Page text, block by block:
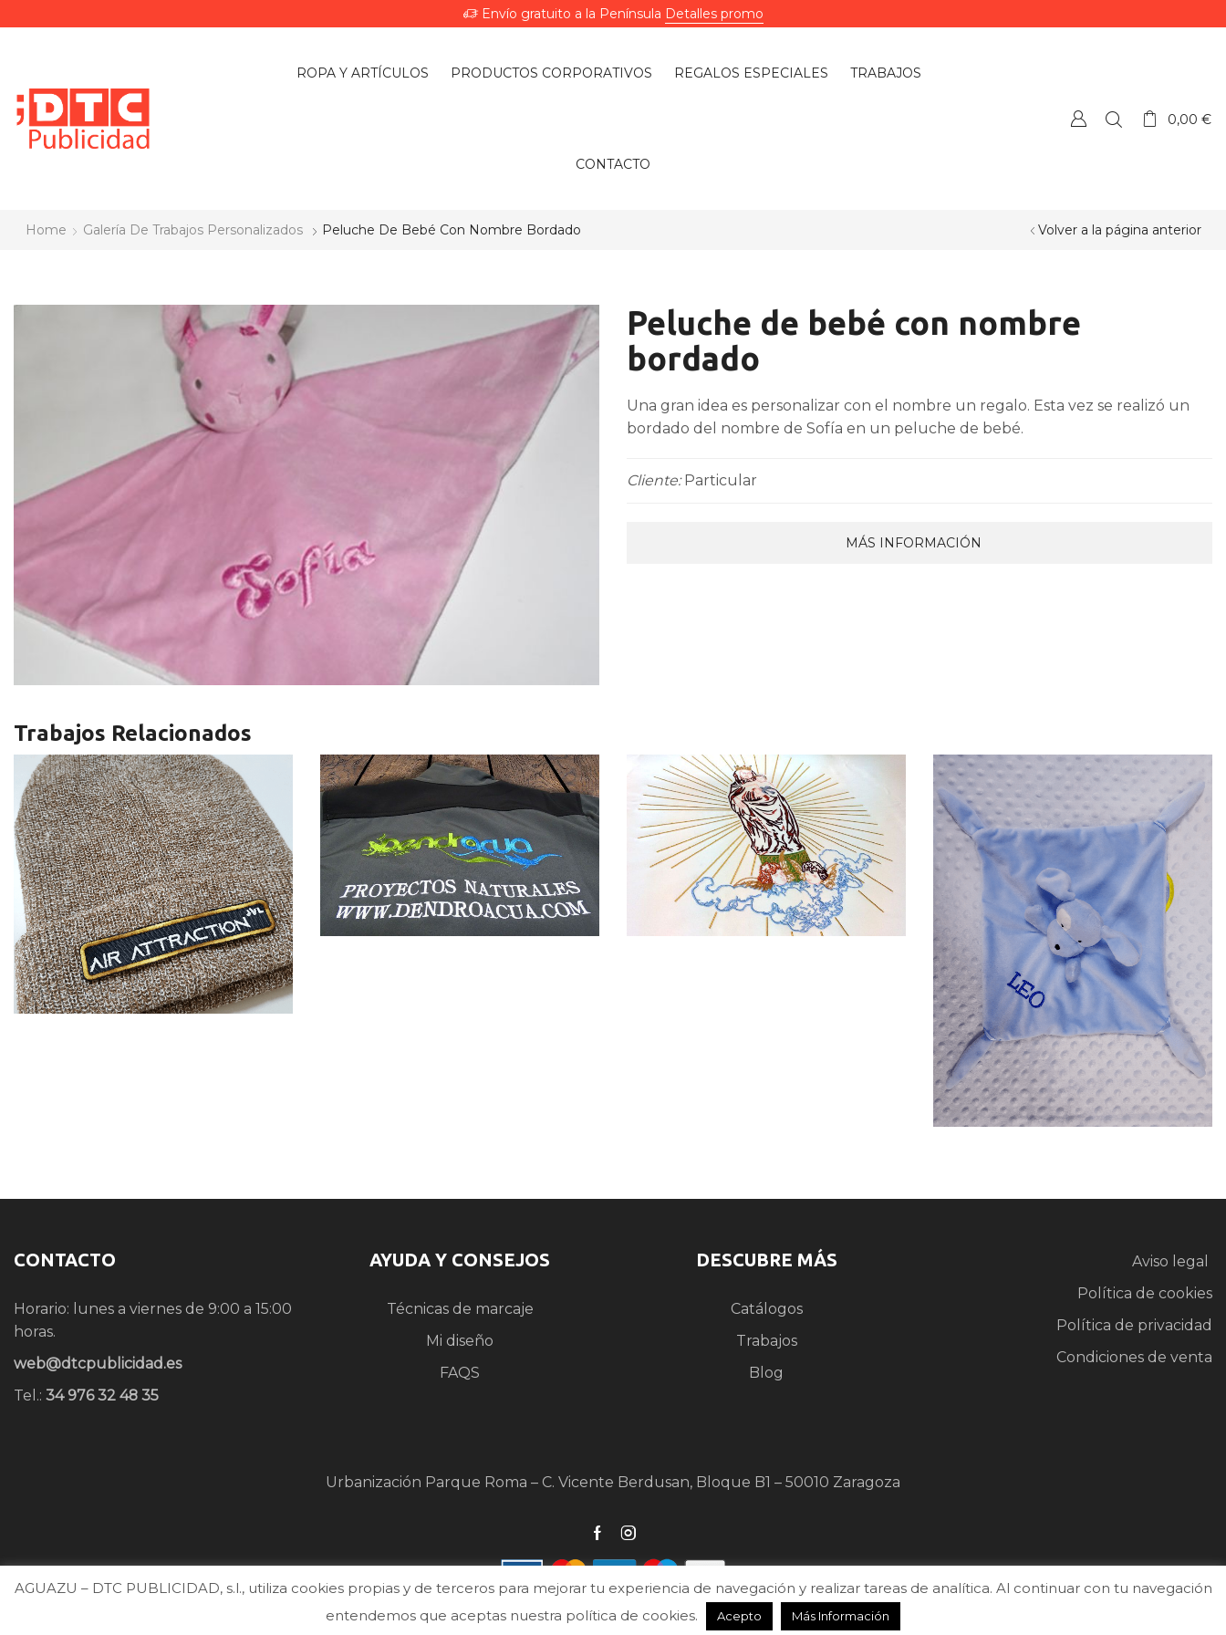
Envío gratuito a la Península Detalles promo
ROPA Y ARTÍCULOS PRODUCTOS CORPORATIVOS REGALOS ESPECIALES TRABAJOS
CONTACTO
0,00€
Volver a la página anterior
Home Galería De Trabajos Personalizados Peluche De Bebé Con Nombre Bordado
Peluche de bebé con nombre
bordado
Una gran idea es personalizar con el nombre un regalo. Esta vez se realizó un
bordado del nombre de Sofía en un peluche de bebé.
Cliente:Particular
MÁS INFORMACIÓN
Trabajos Relacionados
CONTACTO
Horario: lunes a viernes de 9:00 a 15:00
horas.
web@dtcpublicidad.es
Tel.: 34 976 32 48 35
AYUDA Y CONSEJOS
Técnicas de marcaje
Mi diseño
FAQS
DESCUBRE MÁS
Catálogos
Trabajos
Blog
Aviso legal
Política de cookies
Política de privacidad
Condiciones de venta
Urbanización Parque Roma – C. Vicente Berdusan, Bloque B1 – 50010 Zaragoza
2026 Ⓒ DTC Publicidad | Todos los derechos reservados | Diseño y desarrollo web.
AGUAZU – DTC PUBLICIDAD, s.l., utiliza cookies propias y de terceros para mejorar tu experiencia de navegación y realizar tareas de analítica. Al continuar con tu navegación
entendemos que aceptas nuestra política de cookies.
Acepto Más Información